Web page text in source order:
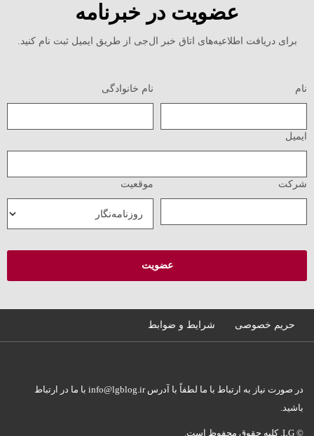
عضویت در خبرنامه
برای دریافت اطلاعیه‌های اتاق خبر ال‌جی از طریق ایمیل ثبت نام کنید.
نام نام خانوادگی
ایمیل
شرکت موقعیت
حریم خصوصی شرایط و ضوابط
در صورت نیاز به ارتباط با ما لطفاً با آدرس info@lgblog.ir با ما در ارتباط
باشید.
© LG. کلیه حقوق محفوظ است.